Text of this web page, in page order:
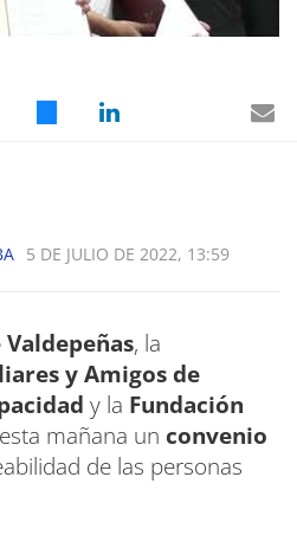
5 DE JULIO DE 2022, 13:59
, la
y Amigos de
y la Fundación
mañana un convenio
de las personas